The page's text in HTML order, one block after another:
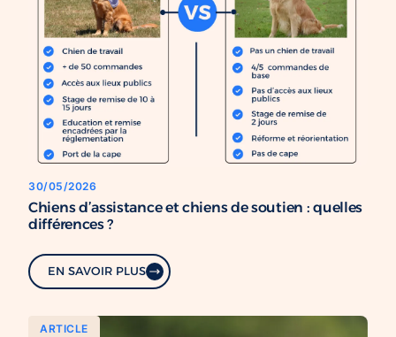
30/05/2026
Chiens d’assistance et chiens de soutien : quelles
différences ?
EN SAVOIR PLUS
ARTICLE